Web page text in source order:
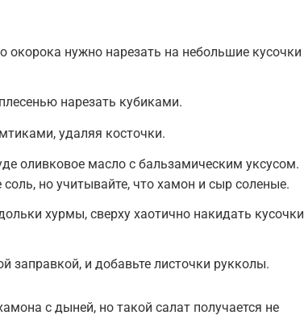
окорока нужно нарезать на небольшие кусочки
нарезать кубиками.
удаляя косточки.
оливковое масло с бальзамическим уксусом.
но учитывайте, что хамон и сыр соленые.
хурмы, сверху хаотично накидать кусочки
заправкой, и добавьте листочки рукколы.
с дыней, но такой салат получается не